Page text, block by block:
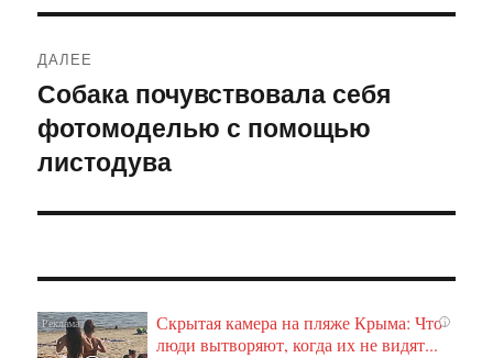
ДАЛЕЕ
Следующая
запись:
Собака почувствовала себя
фотомоделью с помощью
листодува
i
Скрытая камера на пляже Крыма: Что
люди вытворяют, когда их не видят...